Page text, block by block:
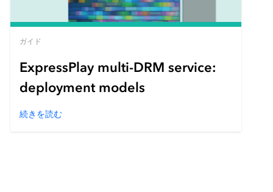
ガイド
ExpressPlay multi-DRM service:
deployment models
続きを読む